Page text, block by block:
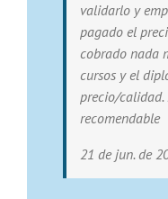
validarlo y
pagado el
cobrado nada
cursos y el
precio/
recomendable
21 de jun. de